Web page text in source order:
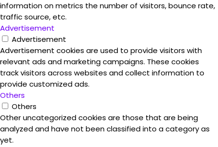
information on metrics the number of visitors, bounce rate,
traffic source, etc.
Advertisement
Advertisement
Advertisement cookies are used to provide visitors with
relevant ads and marketing campaigns. These cookies
track visitors across websites and collect information to
provide customized ads.
Others
Others
Other uncategorized cookies are those that are being
analyzed and have not been classified into a category as
yet.